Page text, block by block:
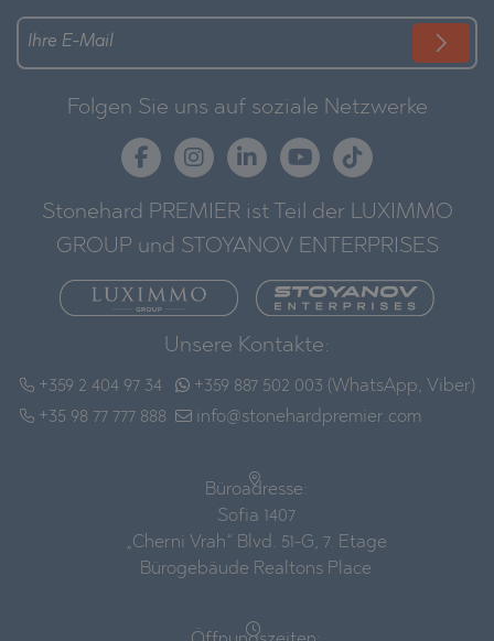
Folgen Sie uns auf soziale Netzwerke
Stonehard PREMIER ist Teil der LUXIMMO
GROUP und STOYANOV ENTERPRISES
Unsere Kontakte:
+359 2 404 97 34
+35 98 77 777 888
+359 887 502 003 (WhatsApp, Viber)
info@stonehardpremier.com
Büroadresse:
Sofia 1407
„Cherni Vrah“ Blvd. 51-G, 7. Etage
Bürogebäude Realtons Place